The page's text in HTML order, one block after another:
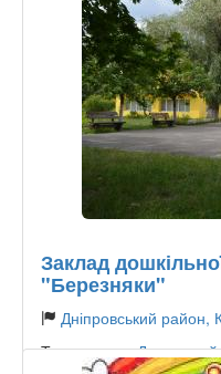
Заклад
"Березняки"
Дніпровський район,
Тип садочку:Державний